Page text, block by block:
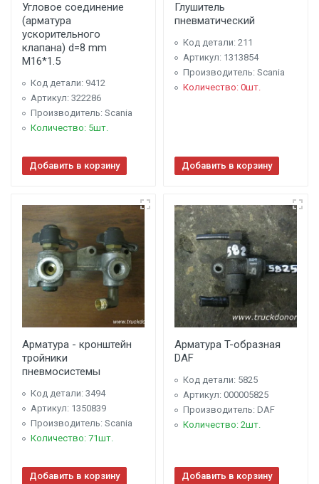
Угловое соединение
(арматура
ускорительного
клапана) d=8 mm
M16*1.5
Код детали: 9412
Артикул: 322286
Производитель: Scania
Количество: 5шт.
Добавить в корзину
Глушитель
пневматический
Код детали: 211
Артикул: 1313854
Производитель: Scania
Количество: 0шт.
Добавить в корзину
Арматура - кронштейн
тройники
пневмосистемы
Код детали: 3494
Артикул: 1350839
Производитель: Scania
Количество: 71шт.
Добавить в корзину
Арматура T-образная
DAF
Код детали: 5825
Артикул: 000005825
Производитель: DAF
Количество: 2шт.
Добавить в корзину